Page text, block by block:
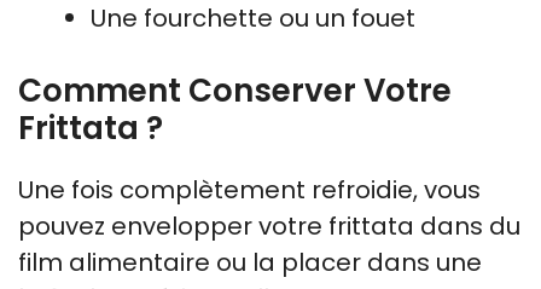
Une fourchette ou un fouet
Comment Conserver Votre
Frittata ?
Une fois complètement refroidie, vous
pouvez envelopper votre frittata dans du
film alimentaire ou la placer dans une